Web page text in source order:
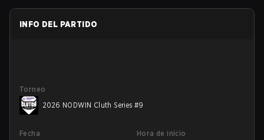
INFO DEL PARTIDO
Torneo
2026 NODWIN Cluth Series #9
Fecha
Hora de inicio